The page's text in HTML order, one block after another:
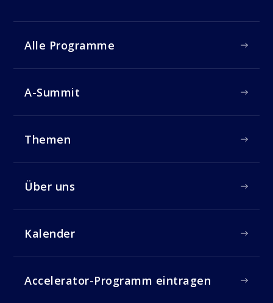
Alle Programme
A-Summit
Themen
Über uns
Kalender
Accelerator-Programm eintragen